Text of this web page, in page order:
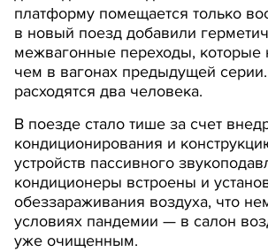
платформу помещается только
в новый поезд добавили
межвагонные переходы, которые
чем в вагонах предыдущей
расходятся два человека.
В поезде стало тише за счет
кондиционирования и
устройств пассивного
кондиционеры встроены и
обеззараживания воздуха, что
условиях пандемии — в салон
уже очищенным.